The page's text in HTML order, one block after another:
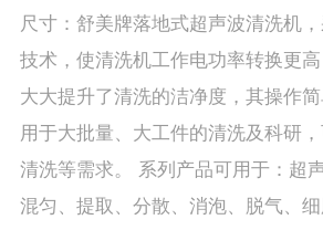
尺寸：舒美牌落地式超声波清洗机
技术，使清洗机工作电功率转换更高
大大提升了清洗的洁净度，其操作
用于大批量、大工件的清洗及科研
清洗等需求。 系列产品可用于：超
混匀、提取、分散、消泡、脱气、